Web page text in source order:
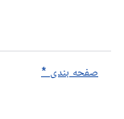
صفحه بندی *